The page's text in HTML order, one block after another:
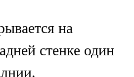
на
стенке один